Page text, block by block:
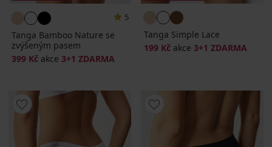
5
Tanga Bamboo Nature se
zvýšeným pasem
399 Kč akce 3+1 ZDARMA
Tanga Simple Lace
199 Kč akce 3+1 ZDARMA